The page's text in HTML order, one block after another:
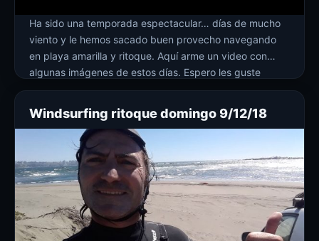
Ha sido una temporada espectacular… días de mucho
viento y le hemos sacado buen provecho navegando
en playa amarilla y ritoque. Aquí arme un video con
algunas imágenes de estos días. Espero les guste
Windsurfing ritoque domingo 9/12/18